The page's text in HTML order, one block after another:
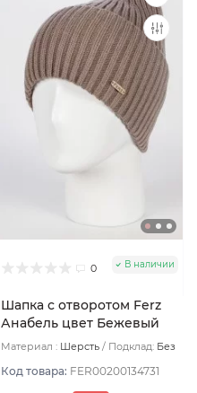
0 В наличии
Шапка с отворотом Ferz
Анабель цвет Бежевый
тёмный
Материал : Шерсть Подклад: Без
Код товара: FER00200134731